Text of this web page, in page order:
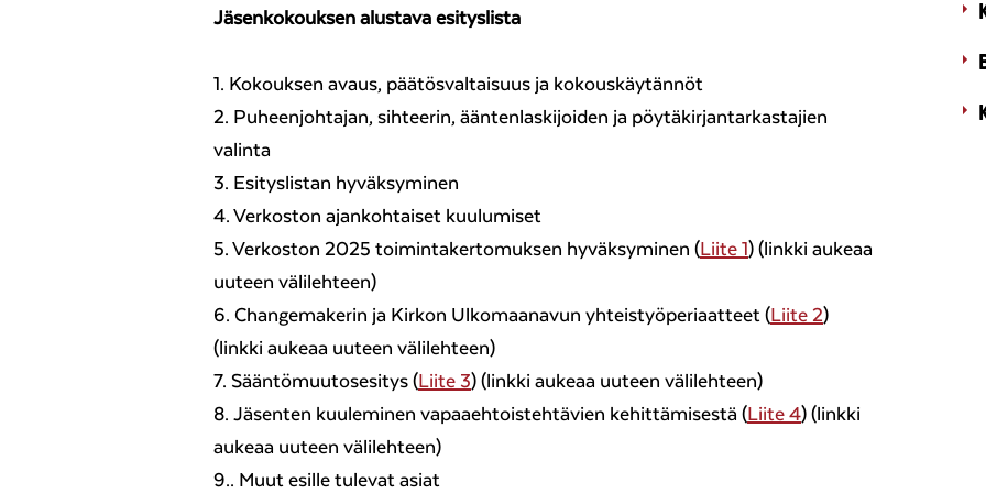
Jäsenkokouksen alustava esityslista
1. Kokouksen avaus, päätösvaltaisuus ja kokouskäytännöt
2. Puheenjohtajan, sihteerin, ääntenlaskijoiden ja pöytäkirjantarkastajien
valinta
3. Esityslistan hyväksyminen
4. Verkoston ajankohtaiset kuulumiset
5. Verkoston 2025 toimintakertomuksen hyväksyminen (Liite 1) (linkki aukeaa
uuteen välilehteen)
6. Changemakerin ja Kirkon Ulkomaanavun yhteistyöperiaatteet (Liite 2)
(linkki aukeaa uuteen välilehteen)
7. Sääntömuutosesitys (Liite 3) (linkki aukeaa uuteen välilehteen)
8. Jäsenten kuuleminen vapaaehtoistehtävien kehittämisestä (Liite 4) (linkki
aukeaa uuteen välilehteen)
9.. Muut esille tulevat asiat